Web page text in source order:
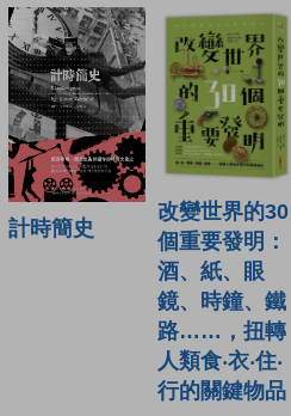
計時簡史
改變世界的30
個重要發明：
酒、紙、眼
鏡、時鐘、鐵
路……，扭轉
人類食‧衣‧住‧
行的關鍵物品